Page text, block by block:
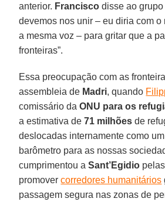
anterior. Francisco disse ao grupo
devemos nos unir – eu diria com o
a mesma voz – para gritar que a
fronteiras”.
Essa preocupação com as
assembleia de Madri, quando
comissário daONU para os
a estimativa de71 milhões de
deslocadas internamente como um
barômetro para as nossas
cumprimentou aSant’Egidio
promovercorredores humanitários
passagem segura nas zonas de